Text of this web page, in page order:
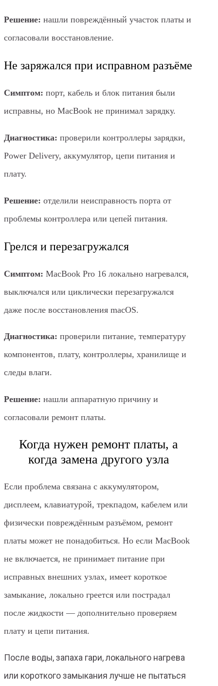
Решение: нашли повреждённый участок платы и
согласовали восстановление.
Не заряжался при исправном разъёме
Симптом: порт, кабель и блок питания были
исправны, но MacBook не принимал зарядку.
Диагностика: проверили контроллеры зарядки,
Power Delivery, аккумулятор, цепи питания и
плату.
Решение: отделили неисправность порта от
проблемы контроллера или цепей питания.
Грелся и перезагружался
Симптом: MacBook Pro 16 локально нагревался,
выключался или циклически перезагружался
даже после восстановления macOS.
Диагностика: проверили питание, температуру
компонентов, плату, контроллеры, хранилище и
следы влаги.
Решение: нашли аппаратную причину и
согласовали ремонт платы.
Когда нужен ремонт платы, а
когда замена другого узла
Если проблема связана с аккумулятором,
дисплеем, клавиатурой, трекпадом, кабелем или
физически повреждённым разъёмом, ремонт
платы может не понадобиться. Но если MacBook
не включается, не принимает питание при
исправных внешних узлах, имеет короткое
замыкание, локально греется или пострадал
после жидкости — дополнительно проверяем
плату и цепи питания.
После воды, запаха гари, локального нагрева
или короткого замыкания лучше не пытаться